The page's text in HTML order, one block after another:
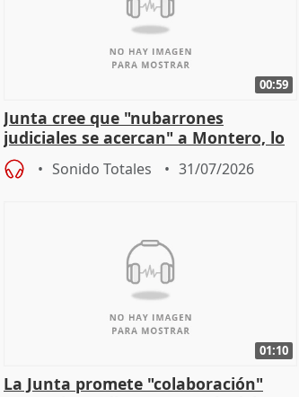
00:59
Junta cree que "nubarrones
judiciales se acercan" a Montero, lo
que la lleva a estar en el "ruido pe
Sonido Totales 31/07/2026
01:10
La Junta promete "colaboración"